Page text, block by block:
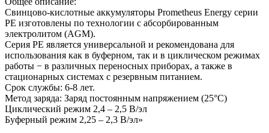
Свинцово-кислотные аккумуляторы Prometheus Energy серии
PE изготовлены по технологии с абсорбированным
электролитом (AGM).
Серия PE является универсальной и рекомендована для
использования как в буферном, так и в циклическом режимах
работы − в различных переносных приборах, а также в
стационарных системах с резервным питанием.
Срок службы: 6-8 лет.
Метод заряда: Заряд постоянным напряжением (25°С)
Циклический режим 2,4 – 2,5 В/эл
Буферный режим 2,25 – 2,3 В/эл»